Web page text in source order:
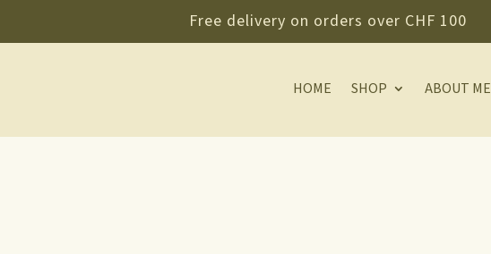
Free delivery on orders over CHF 100
HOME SHOP ABOUT ME